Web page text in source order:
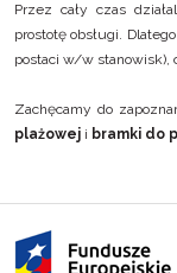
Przez cały czas
prostotę obsługi.
postaci w/w stanowisk),
Zachęcamy do
plażowej i bramki do